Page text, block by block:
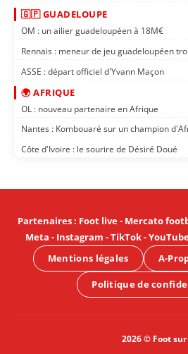
🇬🇵 GUADELOUPE
OM : un ailier guadeloupéen à 18M€
Rennais : meneur de jeu guadeloupéen
ASSE : départ officiel d'Yvann Maçon
🌍 AFRIQUE
OL : nouveau partenaire en Afrique
Nantes : Kombouaré sur un champion
Côte d'Ivoire : le sourire de Désiré Doué
Partenaires: Foot live- Mercato
Meta - Instagram -TikTok-
Mentions légales
A-
Politique de
2026 © Foot sur